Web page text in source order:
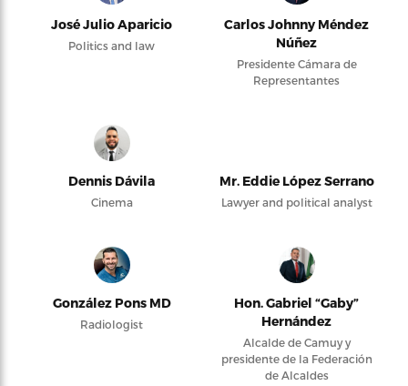
José Julio Aparicio
Politics and law
Carlos Johnny Méndez
Núñez
Presidente Cámara de
Representantes
Dennis Dávila
Cinema
Mr. Eddie López Serrano
Lawyer and political analyst
González Pons MD
Radiologist
Hon. Gabriel “Gaby”
Hernández
Alcalde de Camuy y
presidente de la Federación
de Alcaldes